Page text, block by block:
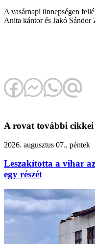
A vasárnapi ünnepségen
Anita kántor és Jakó Sándor
A rovat további cikkei
2026. augusztus 07., péntek
Leszakította a vihar
egy részét